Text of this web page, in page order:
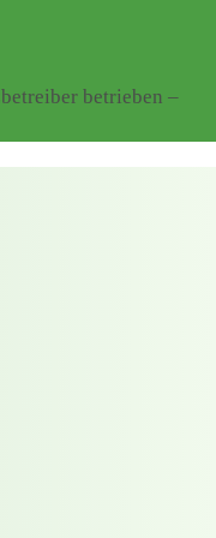
betrieben –